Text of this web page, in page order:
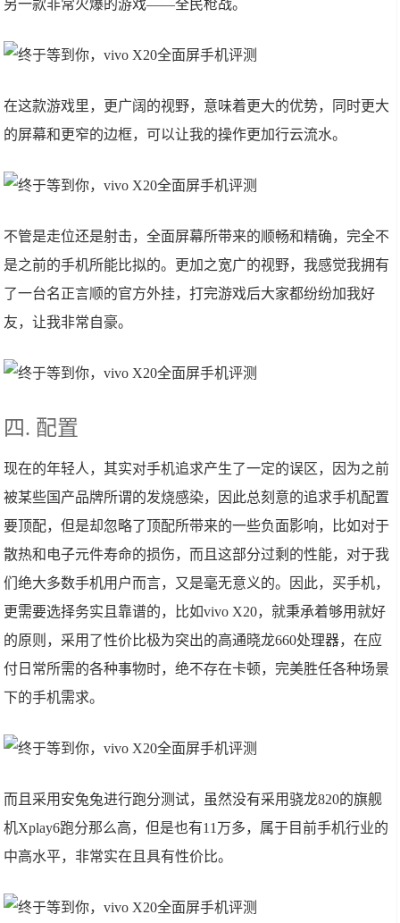
另一款非常火爆的游戏——全民枪战。
在这款游戏里，更广阔的视野，意味着更大的优势，同时更大
的屏幕和更窄的边框，可以让我的操作更加行云流水。
不管是走位还是射击，全面屏幕所带来的顺畅和精确，完全不
是之前的手机所能比拟的。更加之宽广的视野，我感觉我拥有
了一台名正言顺的官方外挂，打完游戏后大家都纷纷加我好
友，让我非常自豪。
四. 配置
现在的年轻人，其实对手机追求产生了一定的误区，因为之前
被某些国产品牌所谓的发烧感染，因此总刻意的追求手机配置
要顶配，但是却忽略了顶配所带来的一些负面影响，比如对于
散热和电子元件寿命的损伤，而且这部分过剩的性能，对于我
们绝大多数手机用户而言，又是毫无意义的。因此，买手机，
更需要选择务实且靠谱的，比如vivo X20，就秉承着够用就好
的原则，采用了性价比极为突出的高通晓龙660处理器，在应
付日常所需的各种事物时，绝不存在卡顿，完美胜任各种场景
下的手机需求。
而且采用安兔兔进行跑分测试，虽然没有采用骁龙820的旗舰
机Xplay6跑分那么高，但是也有11万多，属于目前手机行业的
中高水平，非常实在且具有性价比。